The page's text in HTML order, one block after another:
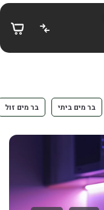
בר מים ביתי בר מים זול